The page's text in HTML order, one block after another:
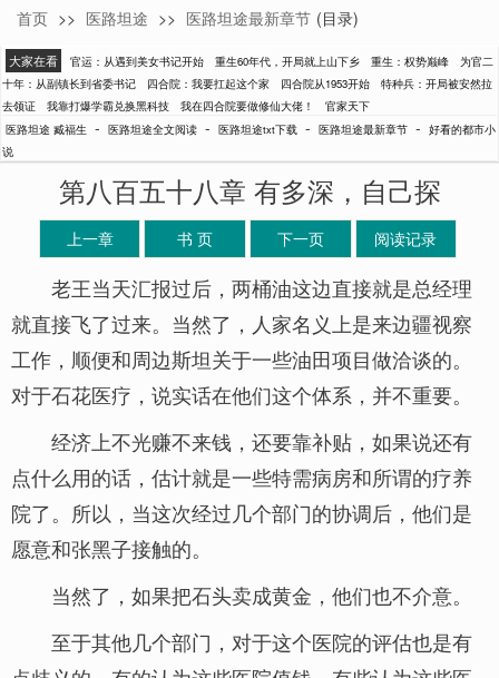
臧福生
首页 >> 医路坦途 >> 医路坦途最新章节 (目录)
大家在看 官运：从遇到美女书记开始 重生60年代，开局就上山下乡 重生：权势巅峰
为官二
十年：从副镇长到省委书记
四合院：我要扛起这个家 四合院从1953开始
特种兵：开局被安然拉
去领证
我靠打爆学霸兑换黑科技 我在四合院要做修仙大佬！
官家天下
医路坦途 臧福生 - 医路坦途全文阅读 - 医路坦途txt下载 - 医路坦途最新章节 - 好看的都市小
说
第八百五十八章 有多深，自己探
上一章 书 页 下一页 阅读记录
老王当天汇报过后，两桶油这边直接就是总经理
就直接飞了过来。当然了，人家名义上是来边疆视察
工作，顺便和周边斯坦关于一些油田项目做洽谈的。
对于石花医疗，说实话在他们这个体系，并不重要。
经济上不光赚不来钱，还要靠补贴，如果说还有
点什么用的话，估计就是一些特需病房和所谓的疗养
院了。所以，当这次经过几个部门的协调后，他们是
愿意和张黑子接触的。
当然了，如果把石头卖成黄金，他们也不介意。
至于其他几个部门，对于这个医院的评估也是有